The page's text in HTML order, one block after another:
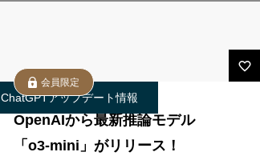
ChatGPTアップデート情報
会員限定
OpenAIから最新推論モデル
「o3-mini」がリリース！